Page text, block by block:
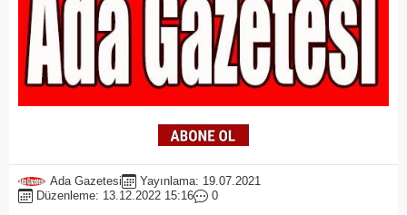
Ada Gazetesi
Yayınlama: 19.07.2021
Düzenleme: 13.12.2022 15:16
0